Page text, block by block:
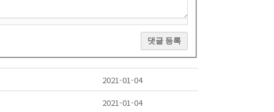
댓글 등록
2021-01-04
2021-01-04